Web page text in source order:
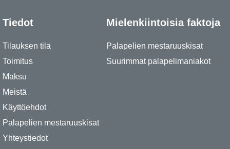
Tiedot
Tilauksen tila
Toimitus
Maksu
Meistä
Käyttöehdot
Palapelien mestaruuskisat
Yhteystiedot
Mielenkiintoisia faktoja
Palapelien mestaruuskisat
Suurimmat palapelimaniakot